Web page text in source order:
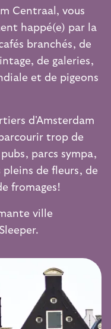
Centraal, vous
happé(e) par la
branchés, de
de galeries,
et de pigeons
d'Amsterdam
trop de
parcs sympa,
de fleurs, de
fromages!
ville